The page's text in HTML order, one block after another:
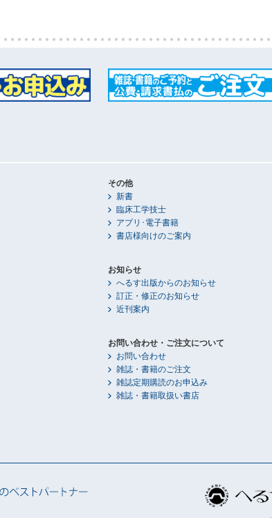
その他
新書
臨床工学技士
アプリ･電子書籍
書店様向けのご案内
お知らせ
へるす出版からのお知らせ
訂正・修正のお知らせ
近刊案内
お問い合わせ・ご注文について
お問い合わせ
雑誌・書籍のご注文
雑誌定期購読のお申込み
雑誌・書籍取扱い書店